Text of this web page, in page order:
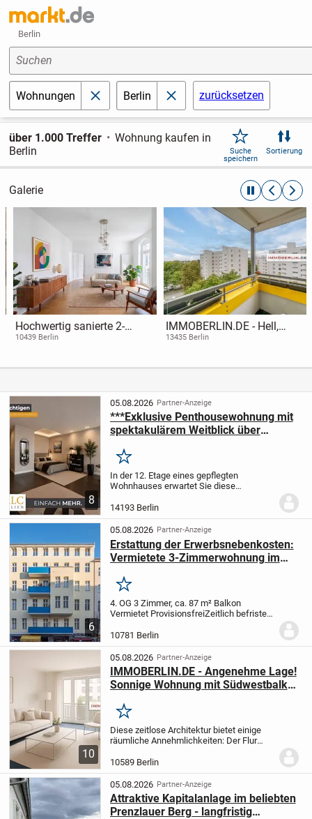
Berlin
Suchen
Wohnungen schließen
Berlin schließenzurücksetzen
über 1.000 Treffer
Wohnung kaufen in
Berlin
Suche
speichern
Sortierung
Galerie automatische
Hochwertig sanierte 2-
Zimmer-Wohnung mit
Viertel
10439 Berlin
IMMOBERLIN.DE - Hell,
komfortabel & sehr gepflegt!
Südwestbalkon
13435 Berlin
8
05.08.2026 Partner-Anzeige
***Exklusive Penthousewohnung mit
spektakulärem Weitblick über
Merken
In der 12. Etage eines gepflegten
Wohnhauses erwartet Sie diese
mit einer Wohnfläche von ca. 42 m². Die
Immobilie vereint exklusives Design,
hochwertige Materialien...
14193 Berlin
6
05.08.2026 Partner-Anzeige
Erstattung der Erwerbsnebenkosten:
Vermietete 3-Zimmerwohnung im
Merken
4. OG 3 Zimmer, ca. 87 m²Balkon
VermietetProvisionsfreiZeitlich befristete
erstattet dem Käufer bei Abschluss des
notariellen Kaufvertrags bis zum...
10781 Berlin
10
05.08.2026 Partner-Anzeige
IMMOBERLIN.DE - Angenehme Lage!
Sonnige Wohnung mit Südwestbalkon
Merken
Diese zeitlose Architektur bietet einige
räumliche Annehmlichkeiten: Der Flur
ein Esstisch auf-gestellt werden könnte.
Die dort zugängliche Küche, das...
10589 Berlin
05.08.2026 Partner-Anzeige
Attraktive Kapitalanlage im beliebten
Prenzlauer Berg - langfristig